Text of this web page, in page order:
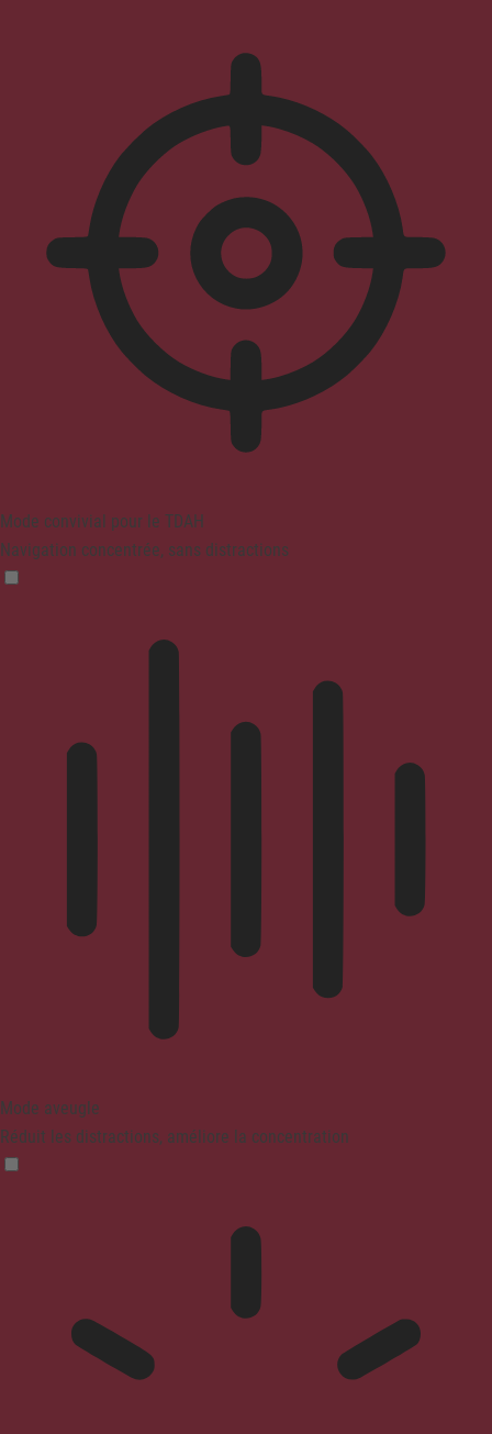
Mode convivial pour le TDAH
Navigation concentrée, sans distractions
Mode aveugle
Réduit les distractions, améliore la concentration